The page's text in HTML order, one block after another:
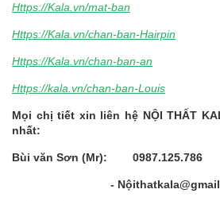
Https://Kala.vn/mat-ban
Https://Kala.vn/chan-ban-Hairpin
Https://Kala.vn/chan-ban-an
Https://kala.vn/chan-ban-Louis
Mọi chị tiết xin liên hệ NỘI THẤT
nhất:
Bùi văn Sơn (Mr): 0987.125.786
-